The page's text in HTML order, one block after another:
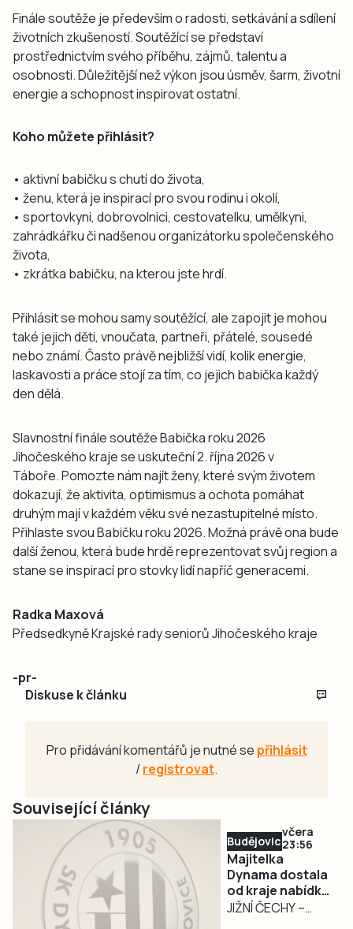
Finále soutěže je především o radosti, setkávání a sdílení
životních zkušeností. Soutěžící se představí
prostřednictvím svého příběhu, zájmů, talentu a
osobnosti. Důležitější než výkon jsou úsměv, šarm, životní
energie a schopnost inspirovat ostatní.
Koho můžete přihlásit?
• aktivní babičku s chutí do života,
• ženu, která je inspirací pro svou rodinu i okolí,
• sportovkyni, dobrovolnici, cestovatelku, umělkyni,
zahrádkářku či nadšenou organizátorku společenského
života,
• zkrátka babičku, na kterou jste hrdí.
Přihlásit se mohou samy soutěžící, ale zapojit je mohou
také jejich děti, vnoučata, partneři, přátelé, sousedé
nebo známí. Často právě nejbližší vidí, kolik energie,
laskavosti a práce stojí za tím, co jejich babička každý
den dělá.
Slavnostní finále soutěže Babička roku 2026
Jihočeského kraje se uskuteční 2. října 2026 v
Táboře. Pomozte nám najít ženy, které svým životem
dokazují, že aktivita, optimismus a ochota pomáhat
druhým mají v každém věku své nezastupitelné místo.
Přihlaste svou Babičku roku 2026. Možná právě ona bude
další ženou, která bude hrdě reprezentovat svůj region a
stane se inspirací pro stovky lidí napříč generacemi.
Radka Maxová
Předsedkyně Krajské rady seniorů Jihočeského kraje
-pr-
Diskuse k článku
Pro přidávání komentářů je nutné se přihlásit
/registrovat.
Související články
Budějovicko
včera
23:56
Majitelka
Dynama dostala
od kraje nabídku
na odkup akcií za
JIŽNÍ ČECHY –